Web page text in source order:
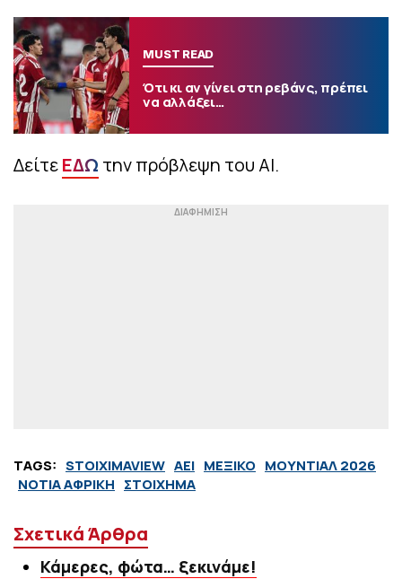
MUST READ
Ότι κι αν γίνει στη ρεβάνς, πρέπει
να αλλάξει…
ΔείτεΕΔΩ την πρόβλεψη του AI.
TAGS: STOIXIMAVIEW ΑΕΙ ΜΕΞΙΚΟ ΜΟΥΝΤΙΑΛ 2026
ΝΟΤΙΑ ΑΦΡΙΚΗ ΣΤΟΙΧΗΜΑ
Σχετικά Άρθρα
Κάμερες, φώτα… ξεκινάμε!